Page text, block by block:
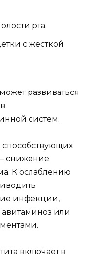
рта.
с жесткой
развиваться
систем.
снижение
К ослаблению
инфекции,
или
включает в